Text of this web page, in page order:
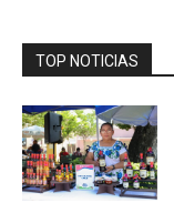
TOP NOTICIAS